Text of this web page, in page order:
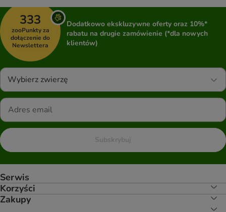
333
zooPunkty za
dołączenie do
Newslettera
Dodatkowo ekskluzywne oferty oraz 10%*
rabatu na drugie zamówienie (*dla nowych
klientów)
Wybierz zwierzę
Subskrybuj
Serwis
Korzyści
Zakupy